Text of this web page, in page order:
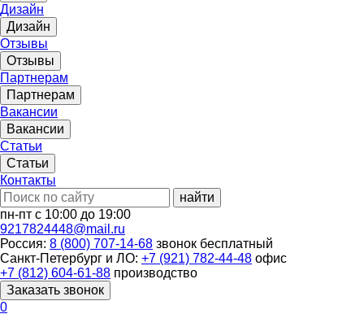
Дизайн
Дизайн
Отзывы
Отзывы
Партнерам
Партнерам
Вакансии
Вакансии
Статьи
Статьи
Контакты
найти
пн-пт с 10:00 до 19:00
9217824448@mail.ru
Россия: 8 (800) 707-14-68 звонок бесплатный
Санкт-Петербург и ЛО: +7 (921) 782-44-48 офис
+7 (812) 604-61-88 производство
Заказать звонок
0